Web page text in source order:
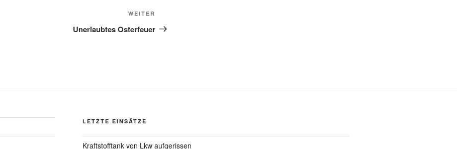
WEITER
Unerlaubtes Osterfeuer
LETZTE EINSÄTZE
Kraftstofftank von Lkw aufgerissen